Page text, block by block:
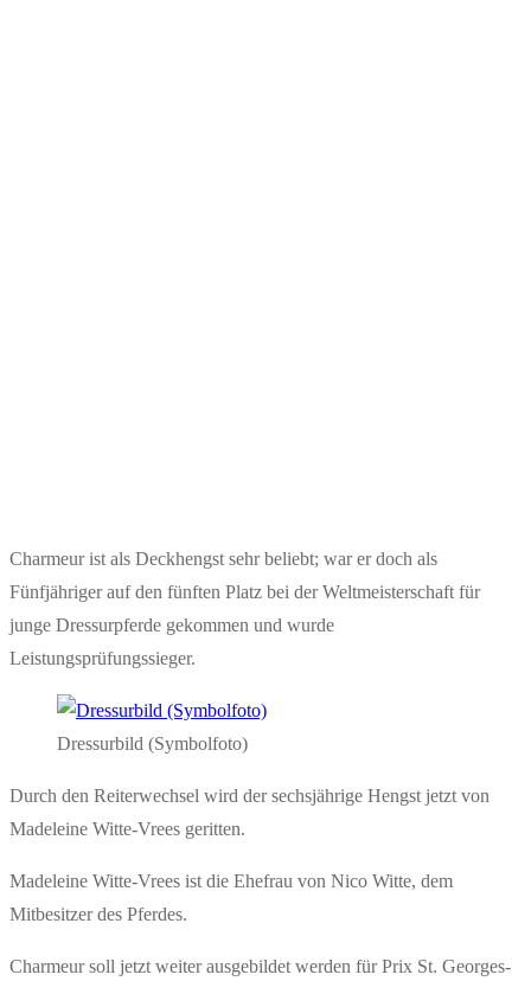
Charmeur ist als Deckhengst sehr beliebt; war er doch als
Fünfjähriger auf den fünften Platz bei der Weltmeisterschaft für
junge Dressurpferde gekommen und wurde
Leistungsprüfungssieger.
Dressurbild (Symbolfoto)
Durch den Reiterwechsel wird der sechsjährige Hengst jetzt von
Madeleine Witte-Vrees geritten.
Madeleine Witte-Vrees ist die Ehefrau von Nico Witte, dem
Mitbesitzer des Pferdes.
Charmeur soll jetzt weiter ausgebildet werden für Prix St. Georges-